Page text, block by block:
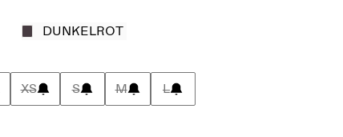
DUNKELROT
XS S M L